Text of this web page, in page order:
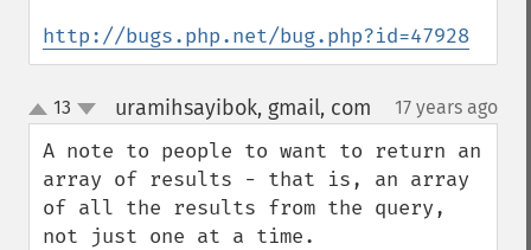
http://bugs.php.net/bug.php?id=47928
up
down
13 uramihsayibok, gmail, com 17 years ago
A note to people to want to return an
array of results - that is, an array
of all the results from the query,
not just one at a time.